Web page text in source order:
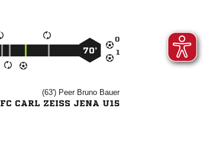


70’
(63')   
FC CARL ZEISS JENA U15